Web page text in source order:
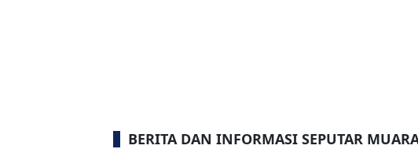
BERITA DAN INFORMASI SEPUTAR